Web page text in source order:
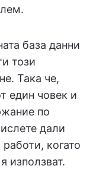
база данни
този
Така че,
един човек и
по
дали
когато
използват.